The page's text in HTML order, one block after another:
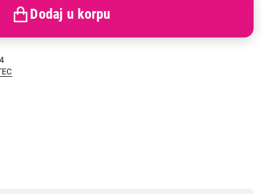
Dodaj u korpu